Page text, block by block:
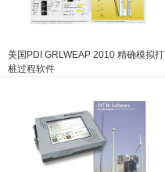
美国PDI GRLWEAP 2010 精确模拟打
桩过程软件